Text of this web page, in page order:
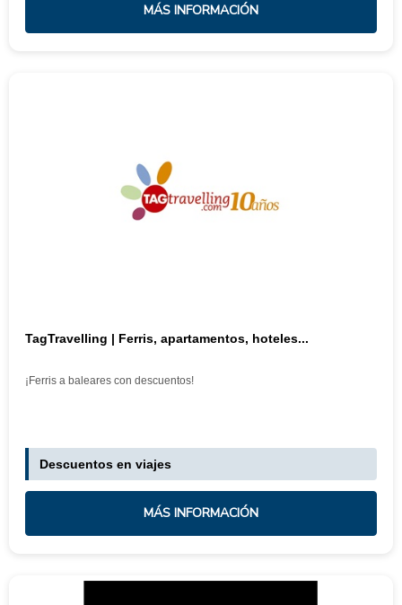
MÁS INFORMACIÓN
TagTravelling | Ferris, apartamentos, hoteles...
¡Ferris a baleares con descuentos!
Descuentos en viajes
MÁS INFORMACIÓN